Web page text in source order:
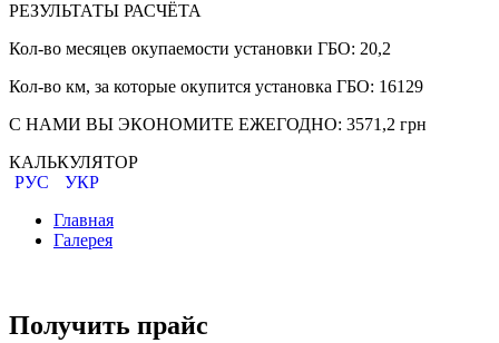
РЕЗУЛЬТАТЫ РАСЧЁТА
Кол-во месяцев окупаемости установки ГБО: 20,2
Кол-во км, за которые окупится установка ГБО: 16129
С НАМИ ВЫ ЭКОНОМИТЕ ЕЖЕГОДНО: 3571,2 грн
КАЛЬКУЛЯТОР
РУС
УКР
Главная
Галерея
Получить прайс